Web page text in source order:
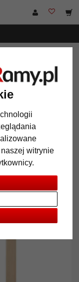
witrynie
wymiar